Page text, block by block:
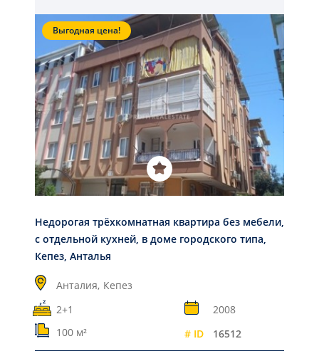
Выгодная цена!
Недорогая трёхкомнатная квартира без мебели,
с отдельной кухней, в доме городского типа,
Кепез, Анталья
Анталия, Кепез
2+1
2008
100 м²
# ID 16512